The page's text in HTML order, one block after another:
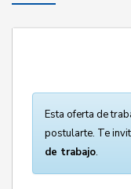
Esta oferta de
postularte. Te
de trabajo.